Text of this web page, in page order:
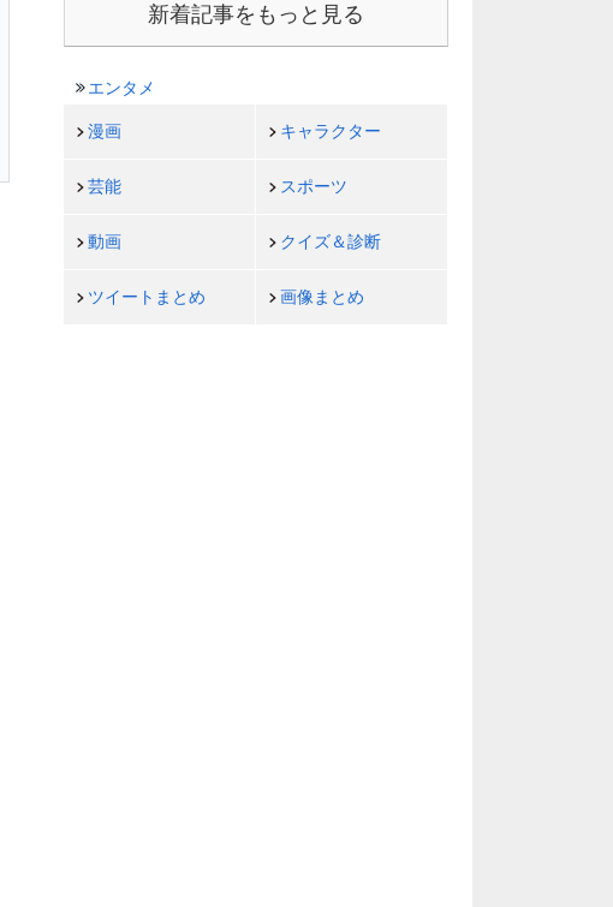
新着記事をもっと見る
エンタメ
漫画 キャラクター
芸能 スポーツ
動画 クイズ＆診断
ツイートまとめ 画像まとめ